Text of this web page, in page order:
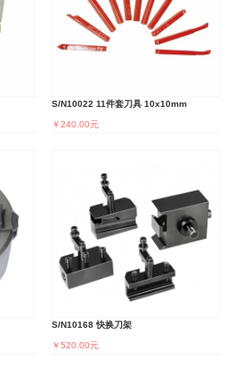
S/N10022 11件套刀具 10x10mm
￥240.00元
S/N10168 快换刀架
￥520.00元